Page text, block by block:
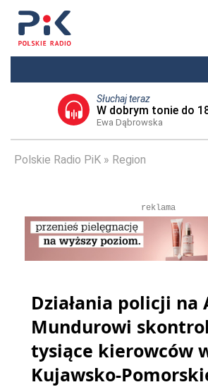
Słuchaj teraz
W dobrym tonie do
Ewa Dąbrowska
Polskie Radio PiK Region
reklama
Działania policji na
Mundurowi
tysiące kierowców
Kujawsko-